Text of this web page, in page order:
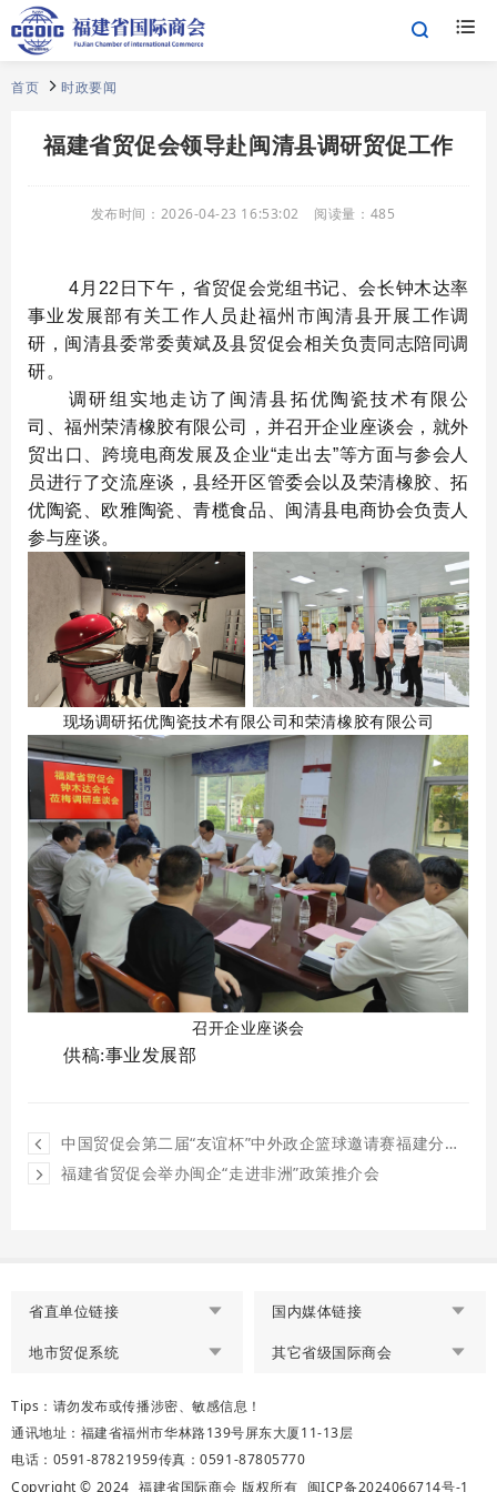
首页 时政要闻
福建省贸促会领导赴闽清县调研贸促工作
发布时间： 2026-04-23 16:53:02 阅读量： 485
4月22日下午，省贸促会党组书记、会长钟木达率
事业发展部有关工作人员赴福州市闽清县开展工作调
研，闽清县委常委黄斌及县贸促会相关负责同志陪同调
研。
调研组实地走访了闽清县拓优陶瓷技术有限公
司、福州荣清橡胶有限公司，并召开企业座谈会，就外
贸出口、跨境电商发展及企业“走出去”等方面与参会人
员进行了交流座谈，县经开区管委会以及荣清橡胶、拓
优陶瓷、欧雅陶瓷、青榄食品、闽清县电商协会负责人
参与座谈。
现场调研拓优陶瓷技术有限公司和荣清橡胶有限公司
召开企业座谈会
供稿:事业发展部
中国贸促会第二届“友谊杯”中外政企篮球邀请赛福建分赛区暨福建省国际商会“交通银行杯”篮球邀请赛在榕开幕
福建省贸促会举办闽企“走进非洲”政策推介会
省直单位链接 国内媒体链接
地市贸促系统 其它省级国际商会
Tips：请勿发布或传播涉密、敏感信息！
通讯地址：福建省福州市华林路139号屏东大厦11-13层
电话：0591-87821959传真：0591-87805770
Copyright © 2024 福建省国际商会 版权所有 闽ICP备2024066714号-1